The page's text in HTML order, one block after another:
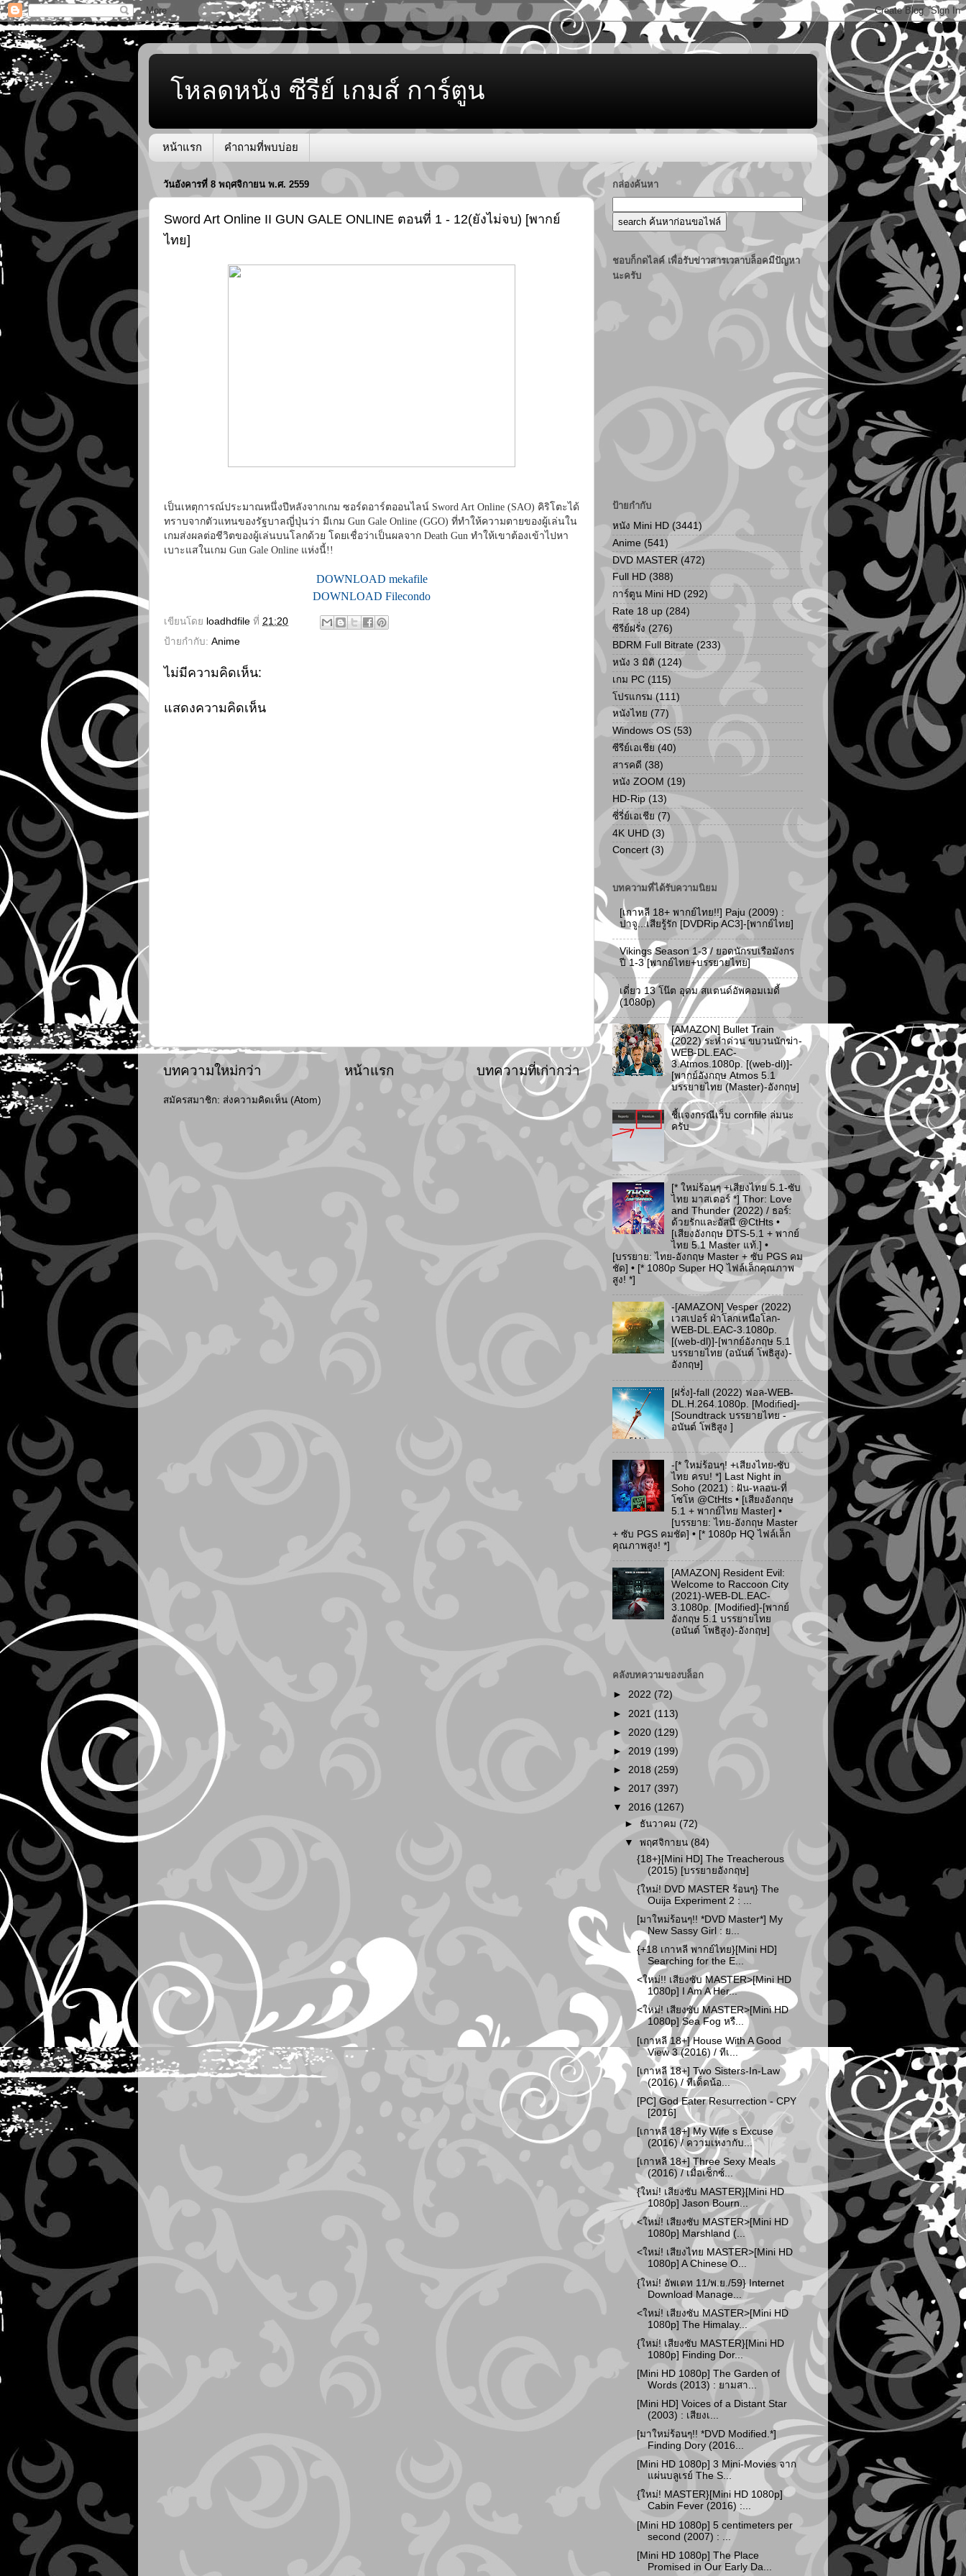
โหลดหนัง ซีรีย์ เกมส์ การ์ตูน
หน้าแรก คำถามที่พบบ่อย
วันอังคารที่ 8 พฤศจิกายน พ.ศ. 2559
Sword Art Online II GUN GALE ONLINE ตอนที่ 1 - 12(ยังไม่จบ) [พากย์
ไทย]
เป็นเหตุการณ์ประมาณหนึ่งปีหลังจากเกม ซอร์ดอาร์ตออนไลน์ Sword Art Online (SAO) คิริโตะได้
ทราบจากตัวแทนของรัฐบาลญี่ปุ่นว่า มีเกม Gun Gale Online (GGO) ที่ทำให้ความตายของผู้เล่นใน
เกมส่งผลต่อชีวิตของผู้เล่นบนโลกด้วย โดยเชื่อว่าเป็นผลจาก Death Gun ทำให้เขาต้องเข้าไปหา
เบาะแสในเกม Gun Gale Online แห่งนี้!!
DOWNLOAD mekafile
DOWNLOAD Filecondo
เขียนโดย loadhdfile ที่ 21:20
ป้ายกำกับ: Anime
ไม่มีความคิดเห็น:
แสดงความคิดเห็น
บทความใหม่กว่า บทความที่เก่ากว่า
หน้าแรก
สมัครสมาชิก: ส่งความคิดเห็น (Atom)
กล่องค้นหา
ชอบก็กดไลค์ เพื่อรับข่าวสารเวลาบล็อคมีปัญหา
นะครับ
ป้ายกำกับ
หนัง Mini HD (3441)
Anime (541)
DVD MASTER (472)
Full HD (388)
การ์ตูน Mini HD (292)
Rate 18 up (284)
ซีรีย์ฝรั่ง (276)
BDRM Full Bitrate (233)
หนัง 3 มิติ (124)
เกม PC (115)
โปรแกรม (111)
หนังไทย (77)
Windows OS (53)
ซีรีย์เอเชีย (40)
สารคดี (38)
หนัง ZOOM (19)
HD-Rip (13)
ซี่รี่ย์เอเชีย (7)
4K UHD (3)
Concert (3)
บทความที่ได้รับความนิยม
[เกาหลี 18+ พากย์ไทย!!] Paju (2009) :
ปาจู...เสียรู้รัก [DVDRip AC3]-[พากย์ไทย]
Vikings Season 1-3 / ยอดนักรบเรือมังกร
ปี 1-3 [พากย์ไทย+บรรยายไทย]
เดี่ยว 13 โน๊ต อุดม สแตนด์อัพคอมเมดี้
(1080p)
[AMAZON] Bullet Train
(2022) ระห่ำด่วน ขบวนนักฆ่า-
WEB-DL.EAC-
3.Atmos.1080p. [(web-dl)]-
[พากย์อังกฤษ Atmos 5.1
บรรยายไทย (Master)-อังกฤษ]
ชี้แจงกรณีเว็บ cornfile ล่มนะ
ครับ
[* ใหม่ร้อนๆ +เสียงไทย 5.1-ซับ
ไทย มาสเตอร์ *] Thor: Love
and Thunder (2022) / ธอร์:
ด้วยรักและอัสนี @CtHts •
[เสียงอังกฤษ DTS-5.1 + พากย์
ไทย 5.1 Master แท้.] •
[บรรยาย: ไทย-อังกฤษ Master + ซับ PGS คม
ชัด] • [* 1080p Super HQ ไฟล์เล็กคุณภาพ
สูง! *]
-[AMAZON] Vesper (2022)
เวสเปอร์ ฝ่าโลกเหนือโลก-
WEB-DL.EAC-3.1080p.
[(web-dl)]-[พากย์อังกฤษ 5.1
บรรยายไทย (อนันต์ โพธิสูง)-
อังกฤษ]
[ฝรั่ง]-fall (2022) ฟอล-WEB-
DL.H.264.1080p. [Modified]-
[Soundtrack บรรยายไทย -
อนันต์ โพธิสูง ]
-[* ใหม่ร้อนๆ! +เสียงไทย-ซับ
ไทย ครบ! *] Last Night in
Soho (2021) : ฝัน-หลอน-ที่
โซโห @CtHts • [เสียงอังกฤษ
5.1 + พากย์ไทย Master] •
[บรรยาย: ไทย-อังกฤษ Master
+ ซับ PGS คมชัด] • [* 1080p HQ ไฟล์เล็ก
คุณภาพสูง! *]
[AMAZON] Resident Evil:
Welcome to Raccoon City
(2021)-WEB-DL.EAC-
3.1080p. [Modified]-[พากย์
อังกฤษ 5.1 บรรยายไทย
(อนันต์ โพธิสูง)-อังกฤษ]
คลังบทความของบล็อก
► 2022 (72)
► 2021 (113)
► 2020 (129)
► 2019 (199)
► 2018 (259)
► 2017 (397)
▼ 2016 (1267)
► ธันวาคม (72)
▼พฤศจิกายน (84)
{18+}[Mini HD] The Treacherous
(2015) [บรรยายอังกฤษ]
{ใหม่! DVD MASTER ร้อนๆ} The
Ouija Experiment 2 : ...
[มาใหม่ร้อนๆ!! *DVD Master*] My
New Sassy Girl : ย...
{+18 เกาหลี พากย์ไทย}[Mini HD]
Searching for the E...
<ใหม่!! เสียงซับ MASTER>[Mini HD
1080p] I Am A Her...
<ใหม่! เสียงซับ MASTER>[Mini HD
1080p] Sea Fog หรื...
[เกาหลี 18+] House With A Good
View 3 (2016) / ทีเ...
[เกาหลี 18+] Two Sisters-In-Law
(2016) / ทีเด็ดน้อ...
[PC] God Eater Resurrection - CPY
[2016]
[เกาหลี 18+] My Wife s Excuse
(2016) / ความเหงากับ...
[เกาหลี 18+] Three Sexy Meals
(2016) / เมื่อเซ็กซ์...
{ใหม่! เสียงซับ MASTER}[Mini HD
1080p] Jason Bourn...
<ใหม่! เสียงซับ MASTER>[Mini HD
1080p] Marshland (...
<ใหม่! เสียงไทย MASTER>[Mini HD
1080p] A Chinese O...
{ใหม่! อัพเดท 11/พ.ย./59} Internet
Download Manage...
<ใหม่! เสียงซับ MASTER>[Mini HD
1080p] The Himalay...
{ใหม่! เสียงซับ MASTER}[Mini HD
1080p] Finding Dor...
[Mini HD 1080p] The Garden of
Words (2013) : ยามสา...
[Mini HD] Voices of a Distant Star
(2003) : เสียงเ...
[มาใหม่ร้อนๆ!! *DVD Modified.*]
Finding Dory (2016...
[Mini HD 1080p] 3 Mini-Movies จาก
แผ่นบลูเรย์ The S...
{ใหม่! MASTER}[Mini HD 1080p]
Cabin Fever (2016) :...
[Mini HD 1080p] 5 centimeters per
second (2007) : ...
[Mini HD 1080p] The Place
Promised in Our Early Da...